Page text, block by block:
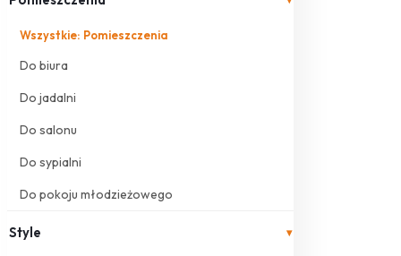
Wszystkie: Pomieszczenia
Do biura
Do jadalni
Do salonu
Do sypialni
Do pokoju młodzieżowego
Style ▾